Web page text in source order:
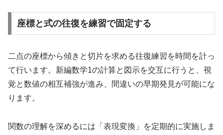
座標と式の往復を練習で固定する
二点の座標から傾きと切片を求める往復練習を時間を計っ
て行います。新編数学1の計算と図示を交互に行うと、視
覚と数値の相互補強が進み、間違いの早期発見が可能にな
ります。
関数の理解を深めるには「表現変換」を定期的に実施しま